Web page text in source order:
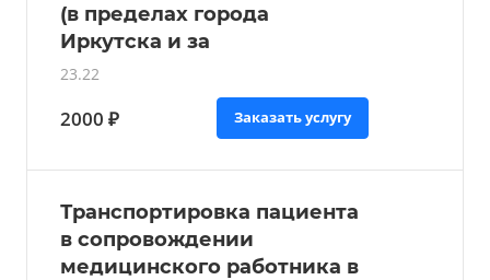
(в пределах города
Иркутска и за
23.22
2000 ₽ Заказать услугу
Транспортировка пациента
в сопровождении
медицинского работника в